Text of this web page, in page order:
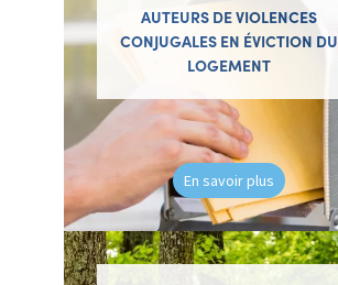
AUTEURS DE VIOLENCES
CONJUGALES EN ÉVICTION DU
LOGEMENT
En savoir plus